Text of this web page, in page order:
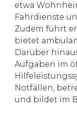
etwa
Fahrdienste
Zudem führt
bietet
Darüber
Aufgaben im
Notfällen,
und bildet im